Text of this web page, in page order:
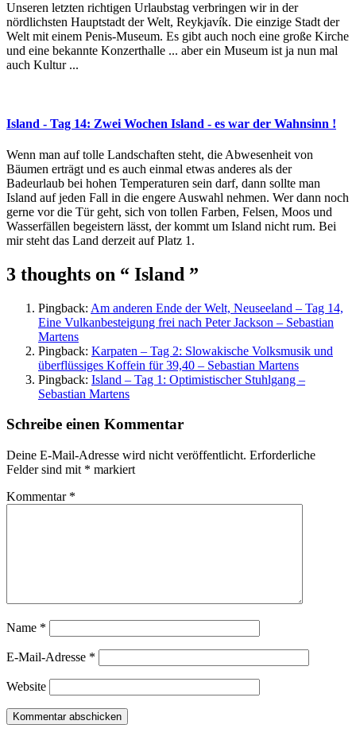
Unseren letzten richtigen Urlaubstag verbringen wir in der
nördlichsten Hauptstadt der Welt, Reykjavík. Die einzige Stadt der
Welt mit einem Penis-Museum. Es gibt auch noch eine große Kirche
und eine bekannte Konzerthalle ... aber ein Museum ist ja nun mal
auch Kultur ...
Island - Tag 14: Zwei Wochen Island - es war der Wahnsinn !
Wenn man auf tolle Landschaften steht, die Abwesenheit von
Bäumen erträgt und es auch einmal etwas anderes als der
Badeurlaub bei hohen Temperaturen sein darf, dann sollte man
Island auf jeden Fall in die engere Auswahl nehmen. Wer dann noch
gerne vor die Tür geht, sich von tollen Farben, Felsen, Moos und
Wasserfällen begeistern lässt, der kommt um Island nicht rum. Bei
mir steht das Land derzeit auf Platz 1.
3 thoughts on “ Island ”
Pingback: Am anderen Ende der Welt, Neuseeland – Tag 14,
Eine Vulkanbesteigung frei nach Peter Jackson – Sebastian
Martens
Pingback: Karpaten – Tag 2: Slowakische Volksmusik und
überflüssiges Koffein für 39,40 – Sebastian Martens
Pingback: Island – Tag 1: Optimistischer Stuhlgang –
Sebastian Martens
Schreibe einen Kommentar
Deine E-Mail-Adresse wird nicht veröffentlicht. Erforderliche
Felder sind mit * markiert
Kommentar *
Name *
E-Mail-Adresse *
Website